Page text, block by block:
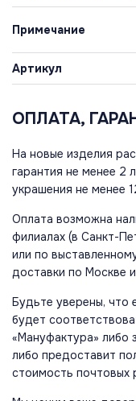
Примечание
Артикул
ОПЛАТА,
На новые изделия
гарантия не менее 2
украшения не менее
Оплата возможна
филиалах (в Санкт-
или по
доставки по Москве
Будьте уверены, что
будет
«Мануфактура» либо
либо предоставит
стоимость почтовых